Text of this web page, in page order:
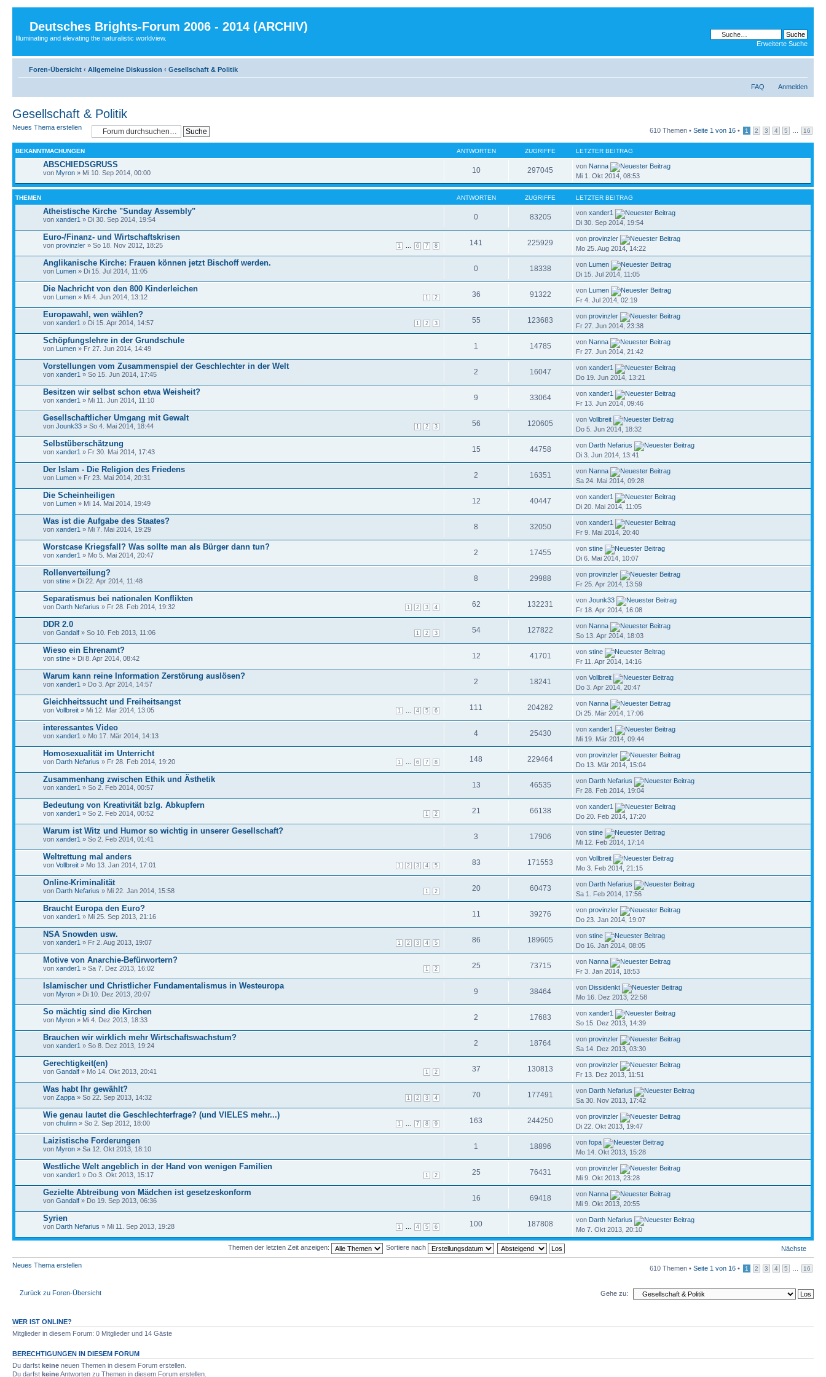
Deutsches Brights-Forum 2006 - 2014 (ARCHIV)
Illuminating and elevating the naturalistic worldview.
Erweiterte Suche
Foren-Übersicht ‹ Allgemeine Diskussion ‹ Gesellschaft & Politik
FAQ Anmelden
Gesellschaft & Politik
Neues Thema erstellen 610 Themen • Seite 1 von 16 • 1 2 3 4 5 16
BEKANNTMACHUNGEN ANTWORTEN ZUGRIFFE LETZTER BEITRAG
ABSCHIEDSGRUSS
von Myron » Mi 10. Sep 2014, 00:00 10 297045 von Nanna
Mi 1. Okt 2014, 08:53
THEMEN ANTWORTEN ZUGRIFFE LETZTER BEITRAG
Atheistische Kirche "Sunday Assembly"
von xander1 » Di 30. Sep 2014, 19:54 0 83205 vonxander1
Di 30. Sep 2014, 19:54
Euro-/Finanz- und Wirtschaftskrisen
1 6 7 8
von provinzler » So 18. Nov 2012, 18:25 141 225929 vonprovinzler
Mo 25. Aug 2014, 14:22
Anglikanische Kirche: Frauen können jetzt Bischoff werden.
von Lumen » Di 15. Jul 2014, 11:05 0 18338 von Lumen
Di 15. Jul 2014, 11:05
Die Nachricht von den 800 Kinderleichen
1 2
von Lumen » Mi 4. Jun 2014, 13:12 36 91322 von Lumen
Fr 4. Jul 2014, 02:19
Europawahl, wen wählen?
1 2 3
von xander1 » Di 15. Apr 2014, 14:57 55 123683 vonprovinzler
Fr 27. Jun 2014, 23:38
Schöpfungslehre in der Grundschule
von Lumen » Fr 27. Jun 2014, 14:49 1 14785 von Nanna
Fr 27. Jun 2014, 21:42
Vorstellungen vom Zusammenspiel der Geschlechter in der Welt
von xander1 » So 15. Jun 2014, 17:45 2 16047 vonxander1
Do 19. Jun 2014, 13:21
Besitzen wir selbst schon etwa Weisheit?
von xander1 » Mi 11. Jun 2014, 11:10 9 33064 vonxander1
Fr 13. Jun 2014, 09:46
Gesellschaftlicher Umgang mit Gewalt
1 2 3
von Jounk33 » So 4. Mai 2014, 18:44 56 120605 vonVollbreit
Do 5. Jun 2014, 18:32
Selbstüberschätzung
von xander1 » Fr 30. Mai 2014, 17:43 15 44758 von Darth Nefarius
Di 3. Jun 2014, 13:41
Der Islam - Die Religion des Friedens
von Lumen » Fr 23. Mai 2014, 20:31 2 16351 von Nanna
Sa 24. Mai 2014, 09:28
Die Scheinheiligen
von Lumen » Mi 14. Mai 2014, 19:49 12 40447 vonxander1
Di 20. Mai 2014, 11:05
Was ist die Aufgabe des Staates?
von xander1 » Mi 7. Mai 2014, 19:29 8 32050 vonxander1
Fr 9. Mai 2014, 20:40
Worstcase Kriegsfall? Was sollte man als Bürger dann tun?
von xander1 » Mo 5. Mai 2014, 20:47 2 17455 vonstine
Di 6. Mai 2014, 10:07
Rollenverteilung?
von stine » Di 22. Apr 2014, 11:48 8 29988 vonprovinzler
Fr 25. Apr 2014, 13:59
Separatismus bei nationalen Konflikten
1 2 3 4
von Darth Nefarius » Fr 28. Feb 2014, 19:32 62 132231 vonJounk33
Fr 18. Apr 2014, 16:08
DDR 2.0
1 2 3
von Gandalf » So 10. Feb 2013, 11:06 54 127822 von Nanna
So 13. Apr 2014, 18:03
Wieso ein Ehrenamt?
von stine » Di 8. Apr 2014, 08:42 12 41701 vonstine
Fr 11. Apr 2014, 14:16
Warum kann reine Information Zerstörung auslösen?
von xander1 » Do 3. Apr 2014, 14:57 2 18241 vonVollbreit
Do 3. Apr 2014, 20:47
Gleichheitssucht und Freiheitsangst
1 4 5 6
von Vollbreit » Mi 12. Mär 2014, 13:05 111 204282 von Nanna
Di 25. Mär 2014, 17:06
interessantes Video
von xander1 » Mo 17. Mär 2014, 14:13 4 25430 vonxander1
Mi 19. Mär 2014, 09:44
Homosexualität im Unterricht
1 6 7 8
von Darth Nefarius » Fr 28. Feb 2014, 19:20 148 229464 vonprovinzler
Do 13. Mär 2014, 15:04
Zusammenhang zwischen Ethik und Ästhetik
von xander1 » So 2. Feb 2014, 00:57 13 46535 von Darth Nefarius
Fr 28. Feb 2014, 19:04
Bedeutung von Kreativität bzlg. Abkupfern
1 2
von xander1 » So 2. Feb 2014, 00:52 21 66138 vonxander1
Do 20. Feb 2014, 17:20
Warum ist Witz und Humor so wichtig in unserer Gesellschaft?
von xander1 » So 2. Feb 2014, 01:41 3 17906 vonstine
Mi 12. Feb 2014, 17:14
Weltrettung mal anders
1 2 3 4 5
von Vollbreit » Mo 13. Jan 2014, 17:01 83 171553 vonVollbreit
Mo 3. Feb 2014, 21:15
Online-Kriminalität
1 2
von Darth Nefarius » Mi 22. Jan 2014, 15:58 20 60473 von Darth Nefarius
Sa 1. Feb 2014, 17:56
Braucht Europa den Euro?
von xander1 » Mi 25. Sep 2013, 21:16 11 39276 vonprovinzler
Do 23. Jan 2014, 19:07
NSA Snowden usw.
1 2 3 4 5
von xander1 » Fr 2. Aug 2013, 19:07 86 189605 vonstine
Do 16. Jan 2014, 08:05
Motive von Anarchie-Befürwortern?
1 2
von xander1 » Sa 7. Dez 2013, 16:02 25 73715 von Nanna
Fr 3. Jan 2014, 18:53
Islamischer und Christlicher Fundamentalismus in Westeuropa
von Myron » Di 10. Dez 2013, 20:07 9 38464 von Dissidenkt
Mo 16. Dez 2013, 22:58
So mächtig sind die Kirchen
von Myron » Mi 4. Dez 2013, 18:33 2 17683 vonxander1
So 15. Dez 2013, 14:39
Brauchen wir wirklich mehr Wirtschaftswachstum?
von xander1 » So 8. Dez 2013, 19:24 2 18764 vonprovinzler
Sa 14. Dez 2013, 03:30
Gerechtigkeit(en)
1 2
von Gandalf » Mo 14. Okt 2013, 20:41 37 130813 vonprovinzler
Fr 13. Dez 2013, 11:51
Was habt Ihr gewählt?
1 2 3 4
von Zappa » So 22. Sep 2013, 14:32 70 177491 von Darth Nefarius
Sa 30. Nov 2013, 17:42
Wie genau lautet die Geschlechterfrage? (und VIELES mehr...)
1 7 8 9
von chulinn » So 2. Sep 2012, 18:00 163 244250 vonprovinzler
Di 22. Okt 2013, 19:47
Laizistische Forderungen
von Myron » Sa 12. Okt 2013, 18:10 1 18896 vonfopa
Mo 14. Okt 2013, 15:28
Westliche Welt angeblich in der Hand von wenigen Familien
1 2
von xander1 » Do 3. Okt 2013, 15:17 25 76431 vonprovinzler
Mi 9. Okt 2013, 23:28
Gezielte Abtreibung von Mädchen ist gesetzeskonform
von Gandalf » Do 19. Sep 2013, 06:36 16 69418 von Nanna
Mi 9. Okt 2013, 20:55
Syrien
1 4 5 6
von Darth Nefarius » Mi 11. Sep 2013, 19:28 100 187808 von Darth Nefarius
Mo 7. Okt 2013, 20:10
Nächste
Themen der letzten Zeit anzeigen: Sortiere nach
Neues Thema erstellen 610 Themen • Seite 1 von 16 • 1 2 3 4 5 16
Zurück zu Foren-Übersicht Gehe zu:
WER IST ONLINE?
Mitglieder in diesem Forum: 0 Mitglieder und 14 Gäste
BERECHTIGUNGEN IN DIESEM FORUM
Du darfst keine neuen Themen in diesem Forum erstellen.
Du darfst keineAntworten zu Themen in diesem Forum erstellen.